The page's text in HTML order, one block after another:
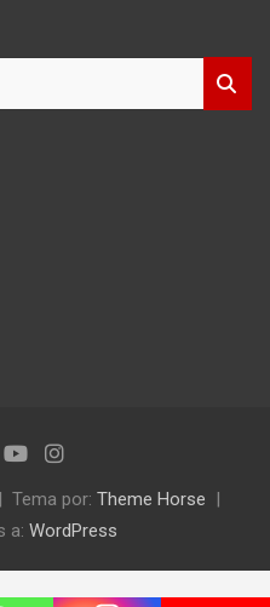
Tema por: Theme Horse
a: WordPress